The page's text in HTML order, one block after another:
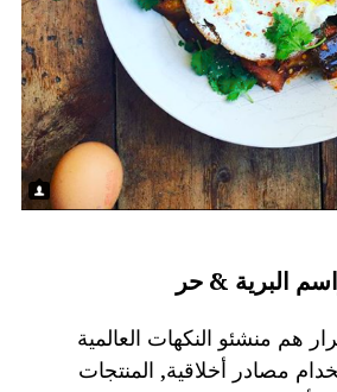
البرية & حر
هم منشئو النكهات العالمية
مصادر أخلاقية, المنتجات